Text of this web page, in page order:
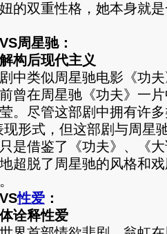
的双重性格，她本身就
周星驰：
后现代主义
类似周星驰电影《功夫
曾在周星驰《功夫》一
。尽管这部剧中拥有许
现形式，但这部剧与周星
是借鉴了《功夫》、《
超脱了周星驰的风格和
性爱 ：
释性爱